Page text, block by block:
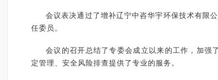
会议表决通过了增补辽宁中咨华宇环保技术有限
任委员。
会议的召开总结了专委会成立以来的工作，加
定管理、安全风险排查提供了专业的服务。